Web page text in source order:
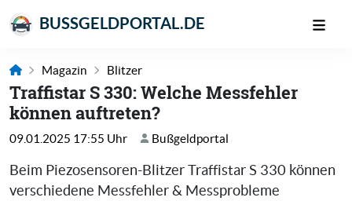
BUSSGELDPORTAL.DE
Magazin Blitzer
Traffistar S 330: Welche Messfehler
können auftreten?
09.01.2025 17:55 Uhr Bußgeldportal
Beim Piezosensoren-Blitzer Traffistar S 330 können
verschiedene Messfehler & Messprobleme